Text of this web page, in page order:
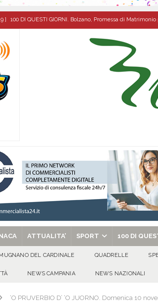
] 100 DI QUESTI GIORNI. Bolzano, Promessa di
] Mugnano del Cardinale, il cammino della fede: il triduo
] Forza Italia apre la stagione del congresso in
]
] Montoro (AV): Ruba circa 130mila di energia elettrica – i
] SANT’Oggi. Venerdì 29 agosto la chiesa celebra il
ATTUALITA’ SPORT 100 DI
MUGNANO DEL CARDINALE QUADRELLE
NEWS CAMPANIA NEWS NAZIONALI
‘O PRUVERBIO D’ ‘O JUORNO. Domenica 10